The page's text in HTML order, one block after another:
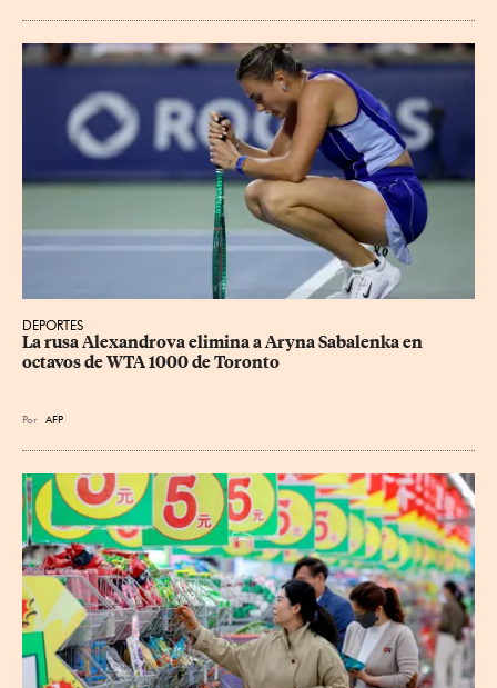
DEPORTES
La rusa Alexandrova elimina a Aryna Sabalenka en
octavos de WTA 1000 de Toronto
Por AFP